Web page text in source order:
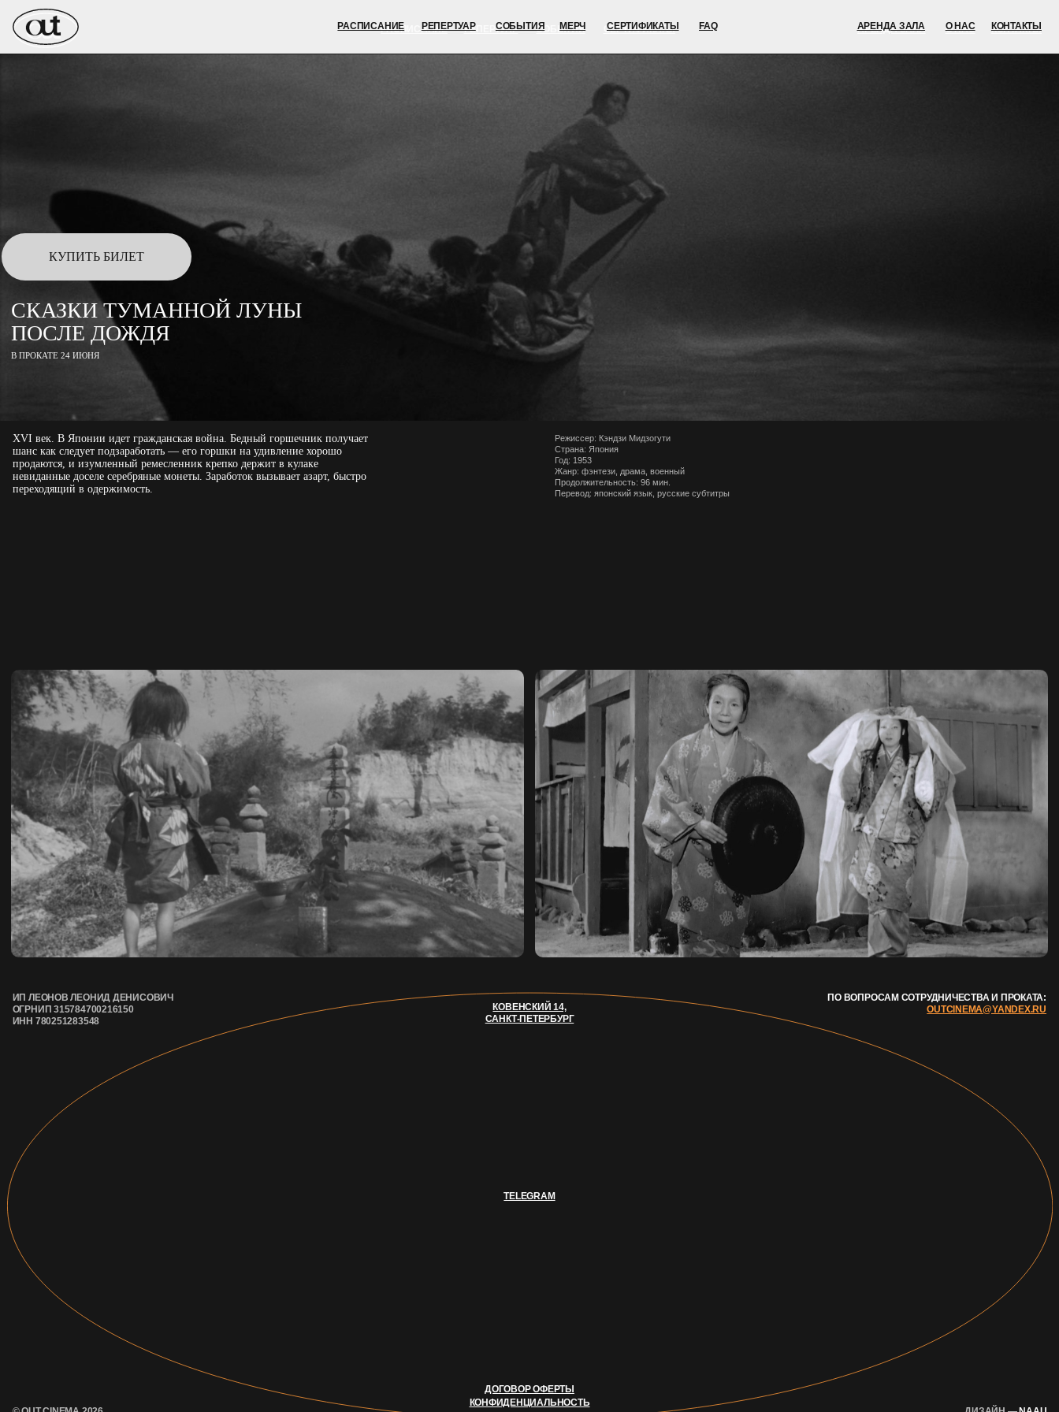
О НАС КОНТАКТЫ
РАСПИСАНИЕ СОБЫТИЯ
РЕПЕРТУАР СЕРТИФИКАТЫ О НАС КОНТАКТЫ
РАСПИСАНИЕ СОБЫТИЯ
РЕПЕРТУАР СЕРТИФИКАТЫ
МЕРЧ FAQ
СКАЗКИ ТУМАННОЙ ЛУНЫ
ПОСЛЕ ДОЖДЯ
В ПРОКАТЕ 24 ИЮНЯ
КУПИТЬ БИЛЕТ
XVI век. В Японии идет гражданская война. Бедный горшечник получает
шанс как следует подзаработать — его горшки на удивление хорошо
продаются, и изумленный ремесленник крепко держит в кулаке
невиданные доселе серебряные монеты. Заработок вызывает азарт, быстро
переходящий в одержимость.
Режиссер: Кэндзи Мидзогути
Страна: Япония
Год: 1953
Жанр: фэнтези, драма, военный
Продолжительность: 96 мин.
Перевод: японский язык, русские субтитры
ИП ЛЕОНОВ ЛЕОНИД ДЕНИСОВИЧ
ОГРНИП 315784700216150
ИНН 780251283548
ПО ВОПРОСАМ СОТРУДНИЧЕСТВА И ПРОКАТА:
OUTCINEMA@YANDEX.RU
КОВЕНСКИЙ 14,
САНКТ-ПЕТЕРБУРГ
© OUT CINEMA 2026